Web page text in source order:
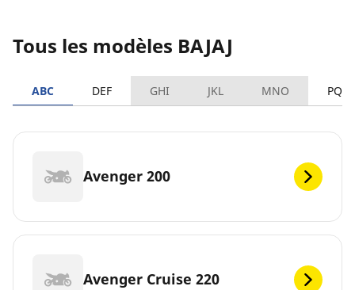
Tous les modèles BAJAJ
ABC DEF GHI JKL MNO PQRS
Avenger 200
Avenger Cruise 220